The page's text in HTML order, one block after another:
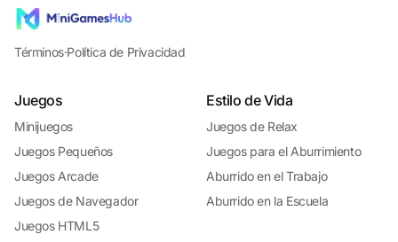
Términos·Política de Privacidad
Juegos
Minijuegos
Juegos Pequeños
Juegos Arcade
Juegos de Navegador
Juegos HTML5
Estilo de Vida
Juegos de Relax
Juegos para el Aburrimiento
Aburrido en el Trabajo
Aburrido en la Escuela